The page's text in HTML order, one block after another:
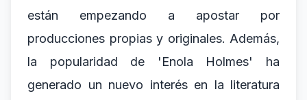
están empezando a apostar por
producciones propias y originales. Además,
la popularidad de 'Enola Holmes' ha
generado un nuevo interés en la literatura